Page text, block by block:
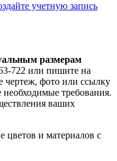
учетную запись
размерам
722 или пишите на
чертеж, фото или ссылку
требования.
ваших
цветов и материалов с